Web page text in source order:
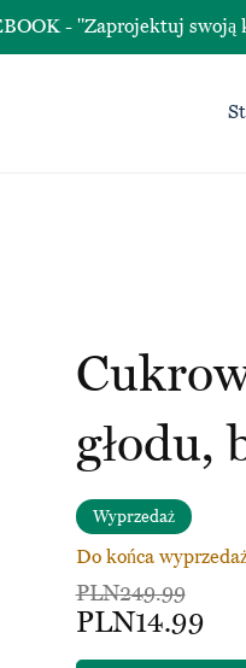
- "Zaprojektuj swoją
głodu,
Wyprzedaż
Do końca
PLN249.99
PLN14.99